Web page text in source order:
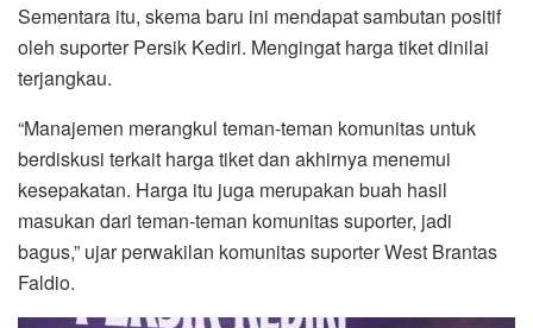
Sementara itu, skema baru ini mendapat sambutan positif
oleh suporter Persik Kediri. Mengingat harga tiket dinilai
terjangkau.
“Manajemen merangkul teman-teman komunitas untuk
berdiskusi terkait harga tiket dan akhirnya menemui
kesepakatan. Harga itu juga merupakan buah hasil
masukan dari teman-teman komunitas suporter, jadi
bagus,” ujar perwakilan komunitas suporter West Brantas
Faldio.